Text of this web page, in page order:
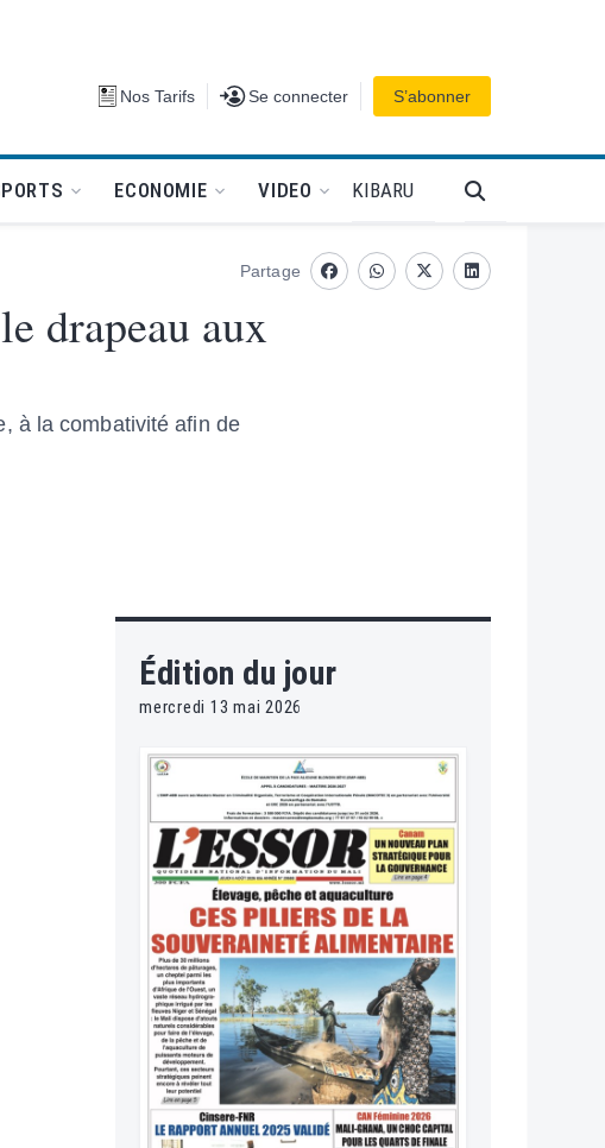
Nos Tarifs Se connecter
Se connecter S’abonner
ECONOMIE VIDEO KIBARU
drapeau aux
à la combativité afin de
Partage
FacebookwhatsappTwitterLinkedin
Édition du jour
mercredi 13 mai 2026